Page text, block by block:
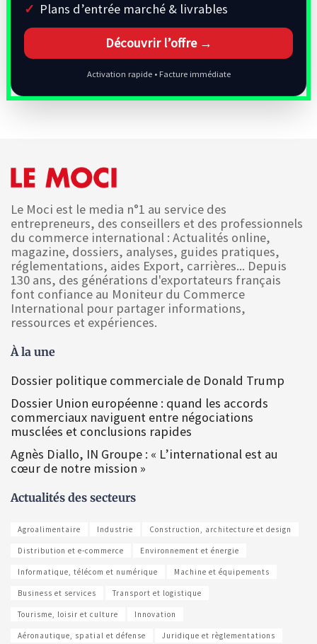
Plans d’entrée marché & livrables
Découvrir l’offre →
Activation rapide • Facture immédiate
Le Moci est le media n°1 au service des
entrepreneurs, des conseillers et des professionnels
du commerce international : Actualités online,
magazine, dossiers, analyses, guides pratiques,
réglementations, aides Export, carrières... Depuis
130 ans, des générations d'exportateurs français
font confiance au Moniteur du Commerce
International pour partager informations,
ressources et expériences.
À la une
Dossier politique commerciale de Donald Trump
Dossier Union européenne : quand les accords
commerciaux naviguent entre négociations
musclées et conclusions rapides
Agnès Diallo, IN Groupe : « L’international est au
cœur de notre mission »
Actualités des secteurs
Agroalimentaire Industrie Construction, architecture et design
Distribution et e-commerce Environnement et énergie
Informatique, télécom et numérique Machine et équipements
Business et services Transport et logistique
Tourisme, loisir et culture Innovation
Aéronautique, spatial et défense Juridique et règlementations